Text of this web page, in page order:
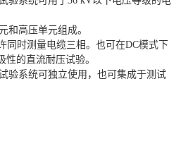
和高压单元组成。
同时测量电缆三相。也可在DC模式下
性的直流耐压试验。
验系统可独立使用，也可集成于测试